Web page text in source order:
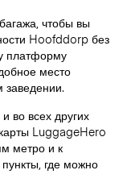
чтобы вы
Hoofddorp без
платформу
место
заведении.
во всех других
LuggageHero
метро и к
где можно